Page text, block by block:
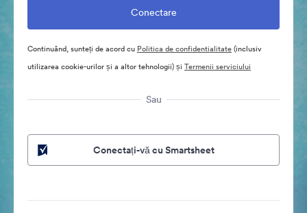
Continuând, sunteți de acord cu Politica de confidentialitate(inclusiv
utilizarea cookie-urilor și a altor tehnologii) și Termenii serviciului
Sau
Conectați-vă cu Smartsheet